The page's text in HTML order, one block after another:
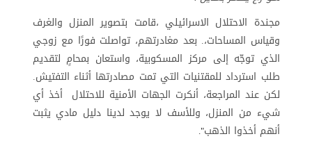
مجندة الاحتلال الاسرائيلي ،قامت بتصوير المنزل والغرف
وقياس المساحات،. بعد مغادرتهم، تواصلت فورًا مع زوجي
الذي توجّه إلى مركز المسكوبية، واستعان بمحامٍ لتقديم
طلب استرداد للمقتنيات التي تمت مصادرتها أثناء التفتيش.
لكن عند المراجعة، أنكرت الجهات الأمنية للاحتلال أخذ أي
شيء من المنزل، وللأسف لا يوجد لدينا دليل مادي يثبت
أنهم أخذوا الذهب."